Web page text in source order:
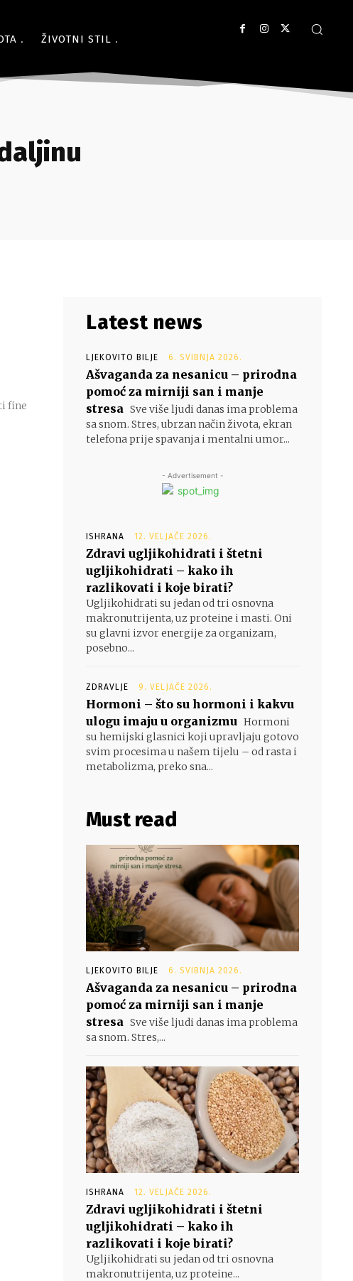
ŽIVOTNI STIL
fine
Latest news
LJEKOVITO BILJE 6. SVIBNJA 2026.
Ašvaganda za nesanicu – prirodna
pomoć za mirniji san i manje
stresa Sve više ljudi danas ima problema
sa snom. Stres, ubrzan način života, ekran
telefona prije spavanja i mentalni umor...
- Advertisement -
ISHRANA 12. VELJAČE 2026.
Zdravi ugljikohidrati i štetni
ugljikohidrati – kako ih
razlikovati i koje birati?
Ugljikohidrati su jedan od tri osnovna
makronutrijenta, uz proteine i masti. Oni
su glavni izvor energije za organizam,
posebno...
ZDRAVLJE 9. VELJAČE 2026.
Hormoni – što su hormoni i kakvu
ulogu imaju u organizmu Hormoni
su hemijski glasnici koji upravljaju gotovo
svim procesima u našem tijelu – od rasta i
metabolizma, preko sna...
Must read
LJEKOVITO BILJE 6. SVIBNJA 2026.
Ašvaganda za nesanicu – prirodna
pomoć za mirniji san i manje
stresa Sve više ljudi danas ima problema
sa snom. Stres,...
ISHRANA 12. VELJAČE 2026.
Zdravi ugljikohidrati i štetni
ugljikohidrati – kako ih
razlikovati i koje birati?
Ugljikohidrati su jedan od tri osnovna
makronutrijenta, uz proteine...